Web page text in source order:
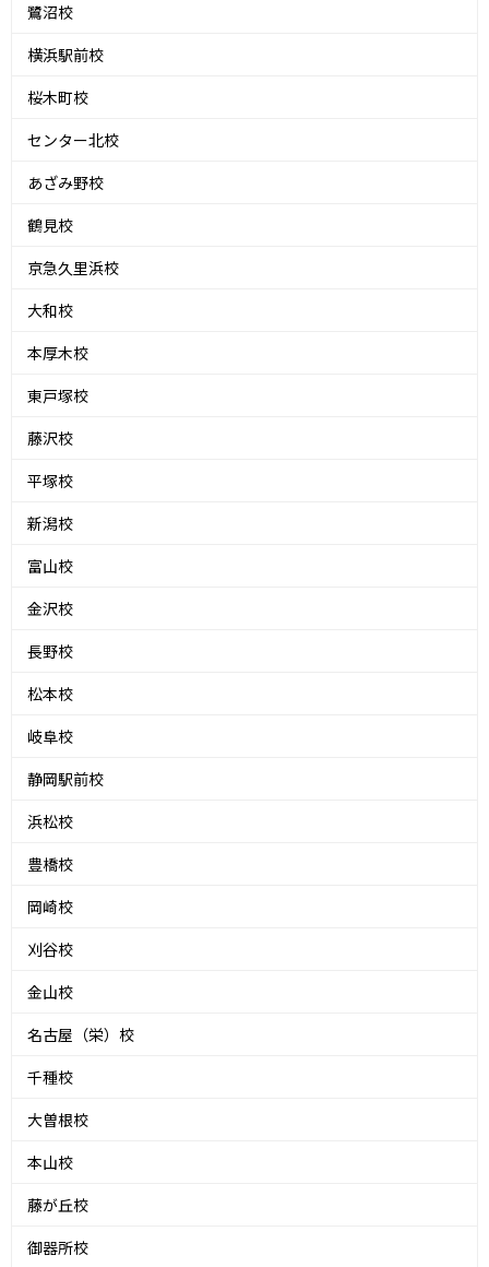
鷺沼校
横浜駅前校
桜木町校
センター北校
あざみ野校
鶴見校
京急久里浜校
大和校
本厚木校
東戸塚校
藤沢校
平塚校
新潟校
富山校
金沢校
長野校
松本校
岐阜校
静岡駅前校
浜松校
豊橋校
岡崎校
刈谷校
金山校
名古屋（栄）校
千種校
大曽根校
本山校
藤が丘校
御器所校